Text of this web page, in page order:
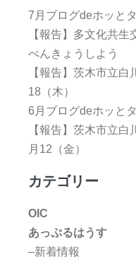
7月ブログdeホッと
【報告】多文化共
べんきょうしよう
【報告】茨木市立
18（木）
6月ブログdeホッと
【報告】茨木市立
月12（金）
カテゴリー
OIC
あっぷるはうす
–新着情報